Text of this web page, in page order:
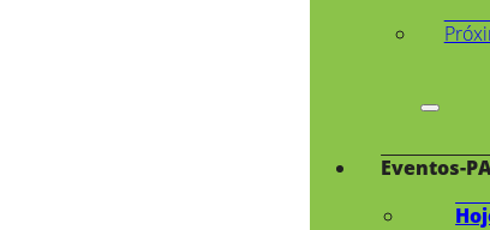
Eventos-